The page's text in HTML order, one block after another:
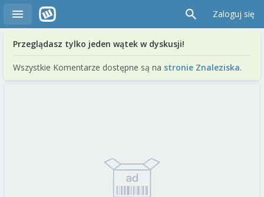
Zaloguj się
Przeglądasz tylko jeden wątek w dyskusji!
Wszystkie Komentarze dostępne są na stronie Znaleziska.